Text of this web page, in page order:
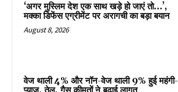
‘अगर मुस्लिम देश एक साथ खड़े हो जाएं तो…’,
मक्का डिफेंस एग्रीमेंट पर अरागची का बड़ा बयान
August 8, 2026
वेज थाली 4% और नॉन-वेज थाली 9% हुई महंगी-